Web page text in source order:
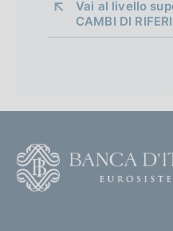
Vai al livello
CAMBI DI